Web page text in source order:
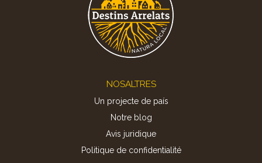
NOSALTRES
Un projecte de país
Notre blog
Avis juridique
Politique de confidentialité